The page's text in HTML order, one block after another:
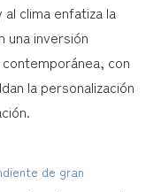
clima enfatiza la
una inversión
con
la personalización
de gran